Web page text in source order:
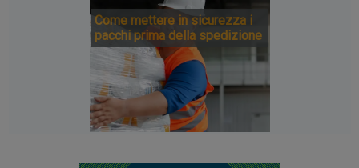
Come mettere in sicurezza i
pacchi prima della spedizione